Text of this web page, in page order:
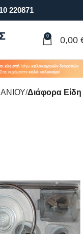
220871
0 0,00
Διάφορα Είδη